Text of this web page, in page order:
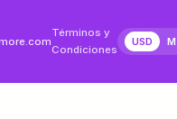
Términos y
Condiciones
USD